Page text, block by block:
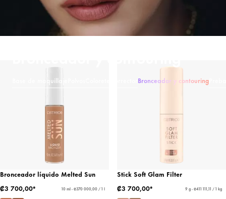
Base de maquillaje Bronceador y contouring
Bronceador líquido Melted Sun
₡3 700,00*
10 ml - ₡370 000,00 / 1 l
Stick Soft Glam Filter
₡3 700,00*
9 g - ₡411 111,11 / 1 kg